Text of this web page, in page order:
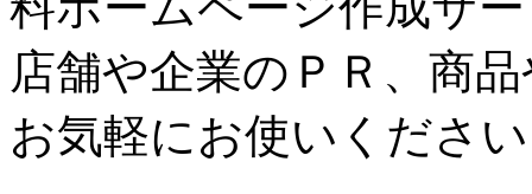
店舗や企業のＰＲ、商
お気軽にお使いくださ